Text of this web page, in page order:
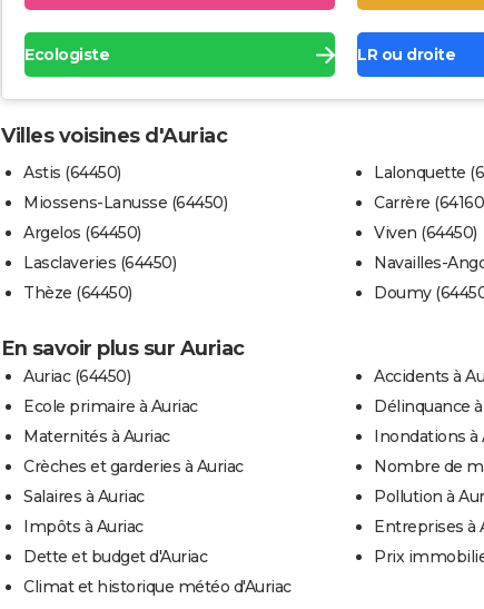
Ecologiste LR ou droite
Villes voisines d'Auriac
Astis (64450)
Miossens-Lanusse (64450)
Argelos (64450)
Lasclaveries (64450)
Thèze (64450)
Lalonquette
Carrère
Viven (64450)
Navailles-
Doumy
En savoir plus sur Auriac
Auriac (64450)
Ecole primaire à Auriac
Maternités à Auriac
Crèches et garderies à Auriac
Salaires à Auriac
Impôts à Auriac
Dette et budget d'Auriac
Climat et historique météo d'Auriac
Accidents à
Délinquance
Inondations à
Nombre de
Pollution à
Entreprises à
Prix